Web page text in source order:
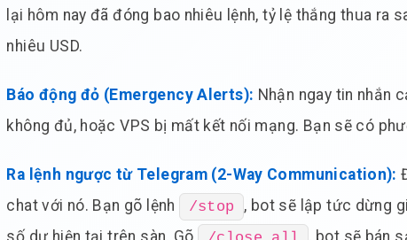
lại hôm nay đã đóng bao nhiêu lệnh, tỷ lệ thắng thua ra
nhiêu USD.
Báo động đỏ (Emergency Alerts): Nhận ngay tin nhắn
không đủ, hoặc VPS bị mất kết nối mạng. Bạn sẽ có
Ra lệnh ngược từ Telegram (2-Way Communication):
chat với nó. Bạn gõ lệnh
/stop , bot sẽ lập tức dừng